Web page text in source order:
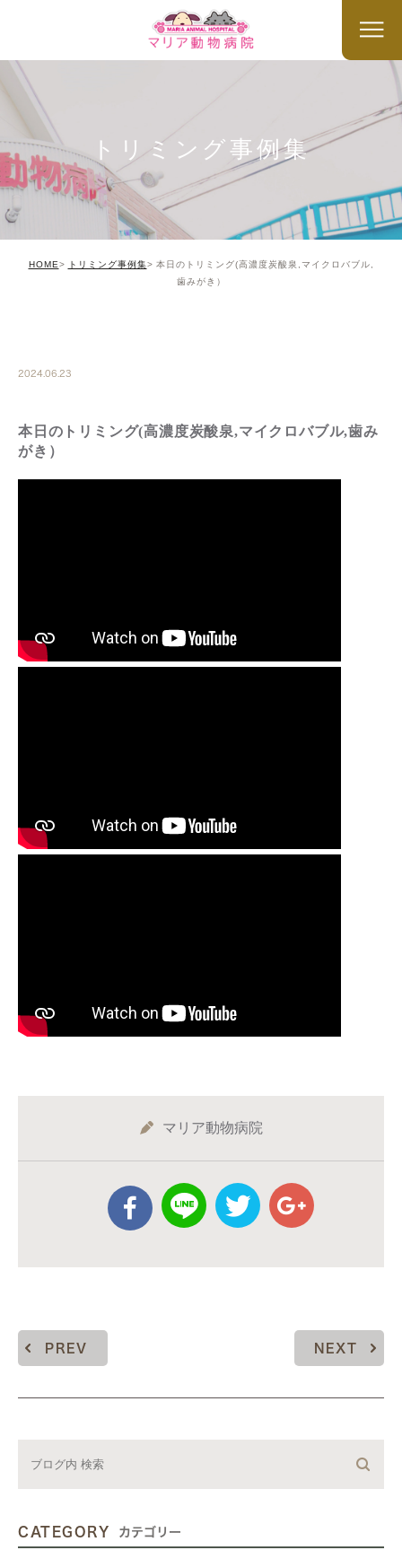
トリミング事例集
HOME トリミング事例集
本日のトリミング(高濃度炭酸泉,マイクロバブル,
歯みがき）
2024.06.23
本日のトリミング(高濃度炭酸泉,マイクロバブル,歯み
がき）
マリア動物病院
PREV NEXT
CATEGORY カテゴリー